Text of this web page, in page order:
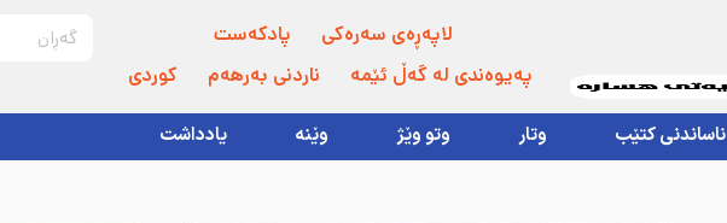
لاپەڕەی سەرەکی
پادکەست
پەیوەندی لە گەڵ ئێمە
ناردنی بەرهەم کوردی
ناساندنی کتێب وتار وتو وێژ وێنە یادداشت